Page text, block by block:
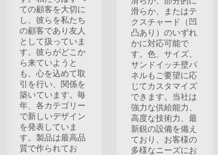
ての顧客を大切に
し、彼らを私たち
の顧客であり友人
として扱っていま
す。彼らがどこか
ら来ていようと
も、心を込めて取
引を行い、関係を
築いています。毎
年、各カテゴリー
で新しいデザイン
を発表していま
す。製品は最高品
質で作られてお
滑らか、またはテ
クスチャード（凹
凸あり）のいずれ
かに対応可能で
す。色、サイズ、
サンドイッチ壁パ
ネルもご要望に応
じてカスタマイズ
できます。当社は
強力な供給能力、
高度な技術力、最
新鋭の設備を備え
ており、お客様の
多様なニーズにお